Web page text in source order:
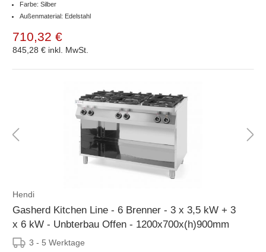
Farbe: Silber
Außenmaterial: Edelstahl
710,32 €
845,28 € inkl. MwSt.
Hendi
Gasherd Kitchen Line - 6 Brenner - 3 x 3,5 kW + 3
x 6 kW - Unbterbau Offen - 1200x700x(h)900mm
3 - 5 Werktage